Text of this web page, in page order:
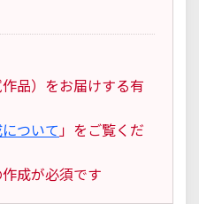
品）をお届けする有
ついて」をご覧くだ
成が必須です